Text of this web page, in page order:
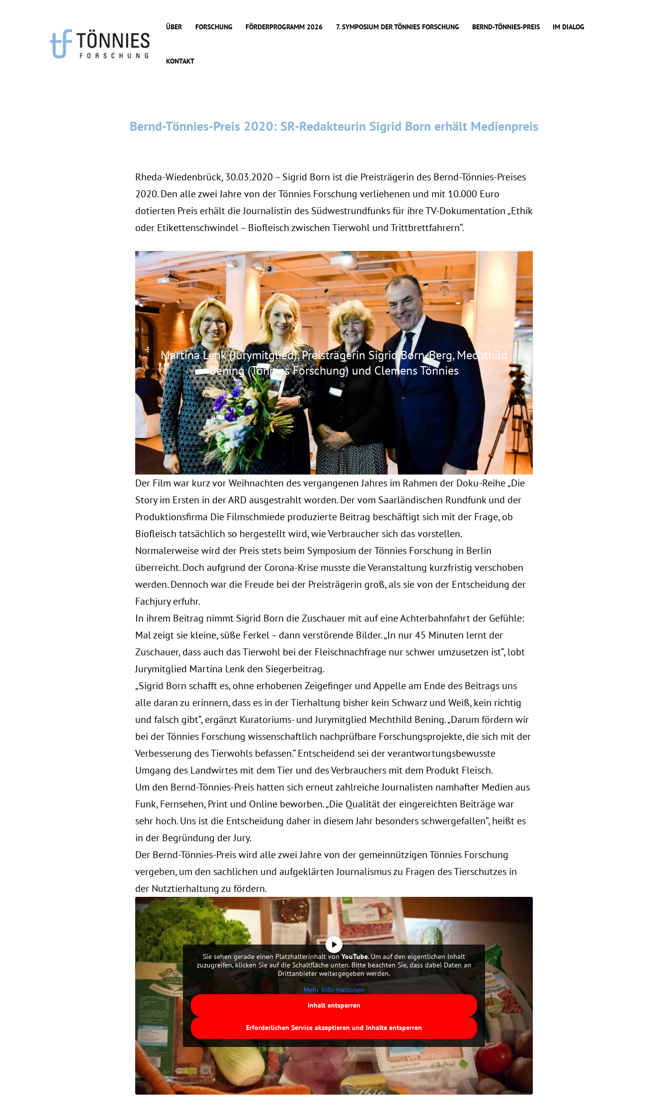
ÜBER FORSCHUNG FÖRDERPROGRAMM 2026 7. SYMPOSIUM DER TÖNNIES FORSCHUNG BERND-TÖNNIES-PREIS IM DIALOG
KONTAKT
Bernd-Tönnies-Preis 2020: SR-Redakteurin Sigrid Born erhält Medienpreis
Rheda-Wiedenbrück, 30.03.2020 – Sigrid Born ist die Preisträgerin des Bernd-Tönnies-Preises
2020. Den alle zwei Jahre von der Tönnies Forschung verliehenen und mit 10.000 Euro
dotierten Preis erhält die Journalistin des Südwestrundfunks für ihre TV-Dokumentation „Ethik
oder Etikettenschwindel – Biofleisch zwischen Tierwohl und Trittbrettfahrern“.
Martina Lenk (Jurymitglied), Preisträgerin Sigrid Born-Berg, Mechthild
Bening (Tönnies Forschung) und Clemens Tönnies
Der Film war kurz vor Weihnachten des vergangenen Jahres im Rahmen der Doku-Reihe „Die
Story im Ersten in der ARD ausgestrahlt worden. Der vom Saarländischen Rundfunk und der
Produktionsfirma Die Filmschmiede produzierte Beitrag beschäftigt sich mit der Frage, ob
Biofleisch tatsächlich so hergestellt wird, wie Verbraucher sich das vorstellen.
Normalerweise wird der Preis stets beim Symposium der Tönnies Forschung in Berlin
überreicht. Doch aufgrund der Corona-Krise musste die Veranstaltung kurzfristig verschoben
werden. Dennoch war die Freude bei der Preisträgerin groß, als sie von der Entscheidung der
Fachjury erfuhr.
In ihrem Beitrag nimmt Sigrid Born die Zuschauer mit auf eine Achterbahnfahrt der Gefühle:
Mal zeigt sie kleine, süße Ferkel – dann verstörende Bilder. „In nur 45 Minuten lernt der
Zuschauer, dass auch das Tierwohl bei der Fleischnachfrage nur schwer umzusetzen ist“, lobt
Jurymitglied Martina Lenk den Siegerbeitrag.
„Sigrid Born schafft es, ohne erhobenen Zeigefinger und Appelle am Ende des Beitrags uns
alle daran zu erinnern, dass es in der Tierhaltung bisher kein Schwarz und Weiß, kein richtig
und falsch gibt“, ergänzt Kuratoriums- und Jurymitglied Mechthild Bening. „Darum fördern wir
bei der Tönnies Forschung wissenschaftlich nachprüfbare Forschungsprojekte, die sich mit der
Verbesserung des Tierwohls befassen.“ Entscheidend sei der verantwortungsbewusste
Umgang des Landwirtes mit dem Tier und des Verbrauchers mit dem Produkt Fleisch.
Um den Bernd-Tönnies-Preis hatten sich erneut zahlreiche Journalisten namhafter Medien aus
Funk, Fernsehen, Print und Online beworben. „Die Qualität der eingereichten Beiträge war
sehr hoch. Uns ist die Entscheidung daher in diesem Jahr besonders schwergefallen“, heißt es
in der Begründung der Jury.
Der Bernd-Tönnies-Preis wird alle zwei Jahre von der gemeinnützigen Tönnies Forschung
vergeben, um den sachlichen und aufgeklärten Journalismus zu Fragen des Tierschutzes in
der Nutztierhaltung zu fördern.
Sie sehen gerade einen Platzhalterinhalt von YouTube. Um auf den eigentlichen Inhalt
zuzugreifen, klicken Sie auf die Schaltfläche unten. Bitte beachten Sie, dass dabei Daten an
Drittanbieter weitergegeben werden.
Mehr Informationen
Inhalt entsperren
Erforderlichen Service akzeptieren und Inhalte entsperren